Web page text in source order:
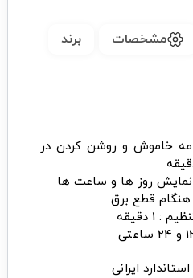
مشخصات برند
تنظیم 20 برنامه خاموش و روشن کردن در
روز ها و ساعت ها
هنگام قطع برق
1 دقیقه
ایرانی